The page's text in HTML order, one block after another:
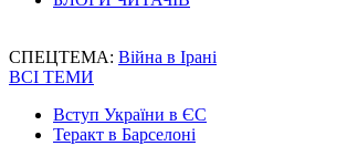
СПЕЦТЕМА: Війна в Ірані
ВСІ ТЕМИ
Вступ України в ЄС
Теракт в Барселоні